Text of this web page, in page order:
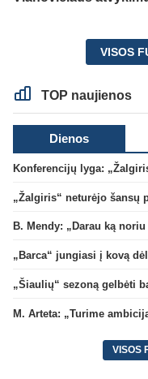
VISOS
TOP naujienos
Dienos
„Žalgiris“ neturėjo šansų
„Barca“ jungiasi į kovą
„Šiaulių“ sezoną gelbėti
M. Arteta: „Turime
VISOS